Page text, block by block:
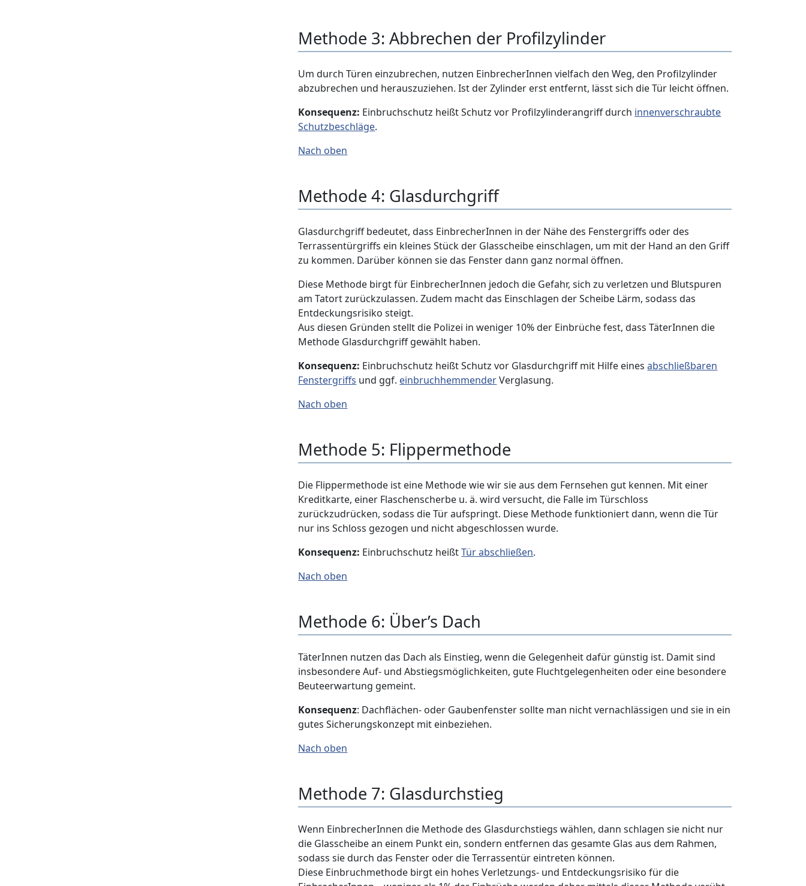
Methode 3: Abbrechen der Profilzylinder
Um durch Türen einzubrechen, nutzen EinbrecherInnen vielfach den Weg, den Profilzylinder
abzubrechen und herauszuziehen. Ist der Zylinder erst entfernt, lässt sich die Tür leicht öffnen.
Konsequenz: Einbruchschutz heißt Schutz vor Profilzylinderangriff durch innenverschraubte
Schutzbeschläge.
Nach oben
Methode 4: Glasdurchgriff
Glasdurchgriff bedeutet, dass EinbrecherInnen in der Nähe des Fenstergriffs oder des
Terrassentürgriffs ein kleines Stück der Glasscheibe einschlagen, um mit der Hand an den Griff
zu kommen. Darüber können sie das Fenster dann ganz normal öffnen.
Diese Methode birgt für EinbrecherInnen jedoch die Gefahr, sich zu verletzen und Blutspuren
am Tatort zurückzulassen. Zudem macht das Einschlagen der Scheibe Lärm, sodass das
Entdeckungsrisiko steigt.
Aus diesen Gründen stellt die Polizei in weniger 10% der Einbrüche fest, dass TäterInnen die
Methode Glasdurchgriff gewählt haben.
Konsequenz: Einbruchschutz heißt Schutz vor Glasdurchgriff mit Hilfe einesabschließbaren
Fenstergriffs und ggf. einbruchhemmenderVerglasung.
Nach oben
Methode 5: Flippermethode
Die Flippermethode ist eine Methode wie wir sie aus dem Fernsehen gut kennen. Mit einer
Kreditkarte, einer Flaschenscherbe u. ä. wird versucht, die Falle im Türschloss
zurückzudrücken, sodass die Tür aufspringt. Diese Methode funktioniert dann, wenn die Tür
nur ins Schloss gezogen und nicht abgeschlossen wurde.
Konsequenz: Einbruchschutz heißtTür abschließen.
Nach oben
Methode 6: Über’s Dach
TäterInnen nutzen das Dach als Einstieg, wenn die Gelegenheit dafür günstig ist. Damit sind
insbesondere Auf- und Abstiegsmöglichkeiten, gute Fluchtgelegenheiten oder eine besondere
Beuteerwartung gemeint.
Konsequenz: Dachflächen- oder Gaubenfenster sollte man nicht vernachlässigen und sie in ein
gutes Sicherungskonzept mit einbeziehen.
Nach oben
Methode 7: Glasdurchstieg
Wenn EinbrecherInnen die Methode des Glasdurchstiegs wählen, dann schlagen sie nicht nur
die Glasscheibe an einem Punkt ein, sondern entfernen das gesamte Glas aus dem Rahmen,
sodass sie durch das Fenster oder die Terrassentür eintreten können.
Diese Einbruchmethode birgt ein hohes Verletzungs- und Entdeckungsrisiko für die